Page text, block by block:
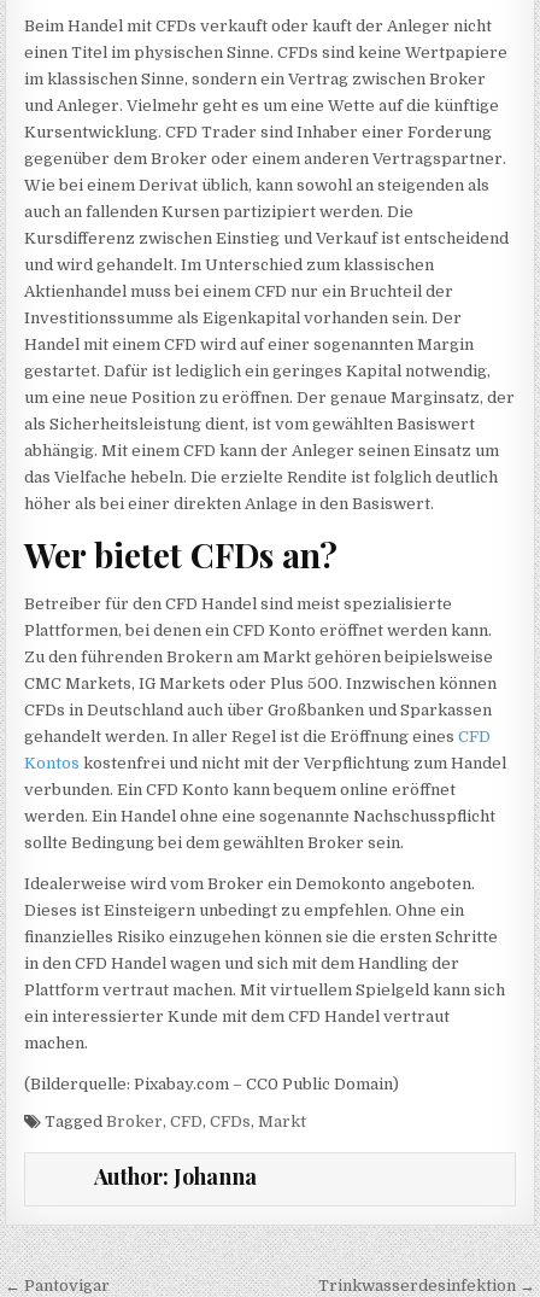
Beim Handel mit CFDs verkauft oder kauft der Anleger nicht
einen Titel im physischen Sinne. CFDs sind keine Wertpapiere
im klassischen Sinne, sondern ein Vertrag zwischen Broker
und Anleger. Vielmehr geht es um eine Wette auf die künftige
Kursentwicklung. CFD Trader sind Inhaber einer Forderung
gegenüber dem Broker oder einem anderen Vertragspartner.
Wie bei einem Derivat üblich, kann sowohl an steigenden als
auch an fallenden Kursen partizipiert werden. Die
Kursdifferenz zwischen Einstieg und Verkauf ist entscheidend
und wird gehandelt. Im Unterschied zum klassischen
Aktienhandel muss bei einem CFD nur ein Bruchteil der
Investitionssumme als Eigenkapital vorhanden sein. Der
Handel mit einem CFD wird auf einer sogenannten Margin
gestartet. Dafür ist lediglich ein geringes Kapital notwendig,
um eine neue Position zu eröffnen. Der genaue Marginsatz, der
als Sicherheitsleistung dient, ist vom gewählten Basiswert
abhängig. Mit einem CFD kann der Anleger seinen Einsatz um
das Vielfache hebeln. Die erzielte Rendite ist folglich deutlich
höher als bei einer direkten Anlage in den Basiswert.
Wer bietet CFDs an?
Betreiber für den CFD Handel sind meist spezialisierte
Plattformen, bei denen ein CFD Konto eröffnet werden kann.
Zu den führenden Brokern am Markt gehören beipielsweise
CMC Markets, IG Markets oder Plus 500. Inzwischen können
CFDs in Deutschland auch über Großbanken und Sparkassen
gehandelt werden. In aller Regel ist die Eröffnung einesCFD
Kontos kostenfrei und nicht mit der Verpflichtung zum Handel
verbunden. Ein CFD Konto kann bequem online eröffnet
werden. Ein Handel ohne eine sogenannte Nachschusspflicht
sollte Bedingung bei dem gewählten Broker sein.
Idealerweise wird vom Broker ein Demokonto angeboten.
Dieses ist Einsteigern unbedingt zu empfehlen. Ohne ein
finanzielles Risiko einzugehen können sie die ersten Schritte
in den CFD Handel wagen und sich mit dem Handling der
Plattform vertraut machen. Mit virtuellem Spielgeld kann sich
ein interessierter Kunde mit dem CFD Handel vertraut
machen.
(Bilderquelle: Pixabay.com – CC0 Public Domain)
TaggedBroker,CFD,CFDs,Markt
Author: Johanna
← Pantovigar Trinkwasserdesinfektion →